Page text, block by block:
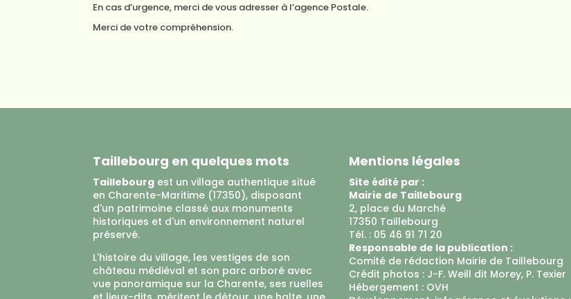
En cas d’urgence, merci de vous adresser à l’agence Postale.
Merci de votre compréhension.
Taillebourg en quelques mots
Taillebourg est un village authentique situé
en Charente-Maritime (17350), disposant
d'un patrimoine classé aux monuments
historiques et d'un environnement naturel
préservé.
L'histoire du village, les vestiges de son
château médiéval et son parc arboré avec
vue panoramique sur la Charente, ses ruelles
Mentions légales
Site édité par :
Mairie de Taillebourg
2, place du Marché
17350 Taillebourg
Tél. : 05 46 91 71 20
Responsable de la publication :
Comité de rédaction Mairie de Taillebourg
Crédit photos : J-F. Weill dit Morey, P. Texier
Hébergement : OVH